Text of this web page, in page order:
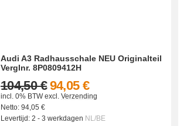
Audi A3 Radhausschale NEU Originalteil
Verglnr. 8P0809412H
94,05 €
104,50 €
incl. 0% BTWexcl. Verzending
Netto: 94,05 €
Levertijd: 2 - 3 werkdagen NL/BE